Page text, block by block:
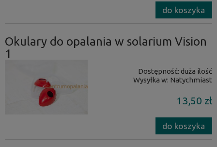
do koszyka
Okulary do opalania w solarium Vision
1
Dostępność: duża ilość
Wysyłka w: Natychmiast
13,50 zł
do koszyka